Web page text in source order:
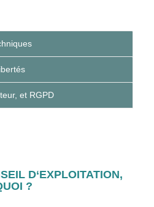
et RGPD
D‘EXPLOITATION,
?